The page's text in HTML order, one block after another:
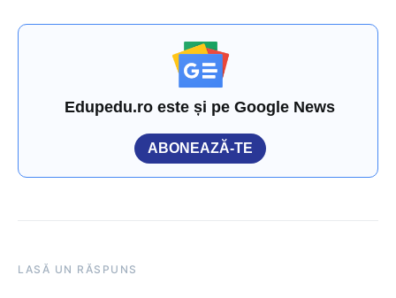
Edupedu.ro este și pe Google News
ABONEAZĂ-TE
LASĂ UN RĂSPUNS